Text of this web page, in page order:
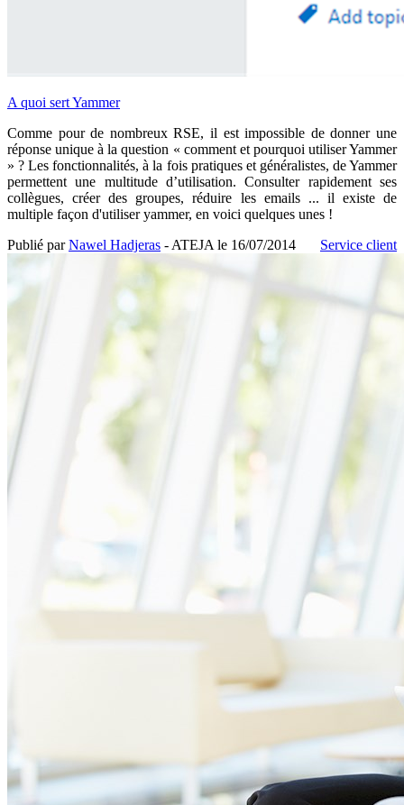
A quoi sert Yammer
Comme pour de nombreux RSE, il est impossible de donner une
réponse unique à la question « comment et pourquoi utiliser Yammer
» ? Les fonctionnalités, à la fois pratiques et généralistes, de Yammer
permettent une multitude d’utilisation. Consulter rapidement ses
collègues, créer des groupes, réduire les emails ... il existe de
multiple façon d'utiliser yammer, en voici quelques unes !
Service client
Publié parNawel Hadjeras - ATEJA le 16/07/2014